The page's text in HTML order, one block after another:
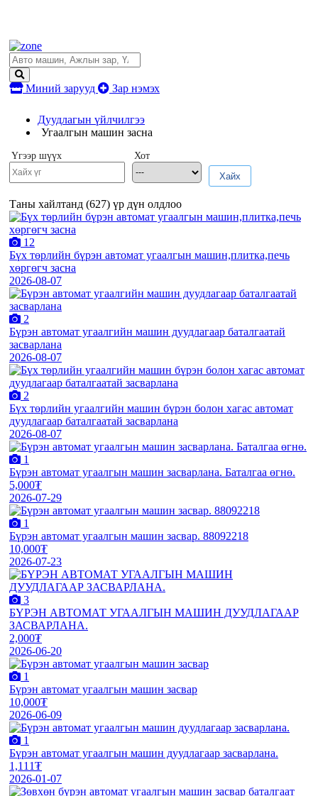
Миний зарууд Зар нэмэх
Дуудлагын үйлчилгээ
Угаалгын машин засна
Үгээр шүүх
Хот
Хайх
Таны хайлтанд (627) үр дүн олдлоо
12
Бүх төрлийн бүрэн автомат угаалгын машин,плитка,печь
хөргөгч засна
2026-08-07
2
Бүрэн автомат угаалгийн машин дуудлагаар баталгаатай
засварлана
2026-08-07
2
Бүх төрлийн угаалгийн машин бүрэн болон хагас автомат
дуудлагаар баталгаатай засварлана
2026-08-07
1
Бүрэн автомат угаалгын машин засварлана. Баталгаа өгнө.
5,000₮
2026-07-29
1
Бүрэн автомат угаалгын машин засвар. 88092218
10,000₮
2026-07-23
3
БҮРЭН АВТОМАТ УГААЛГЫН МАШИН ДУУДЛАГААР
ЗАСВАРЛАНА.
2,000₮
2026-06-20
1
Бүрэн автомат угаалгын машин засвар
10,000₮
2026-06-09
1
Бүрэн автомат угаалгын машин дуудлагаар засварлана.
1,111₮
2026-01-07